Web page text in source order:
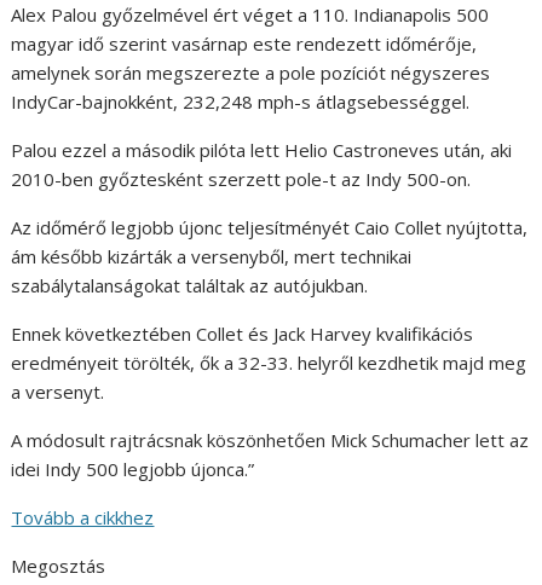
Alex Palou győzelmével ért véget a 110. Indianapolis 500
magyar idő szerint vasárnap este rendezett időmérője,
amelynek során megszerezte a pole pozíciót négyszeres
IndyCar-bajnokként, 232,248 mph-s átlagsebességgel.
Palou ezzel a második pilóta lett Helio Castroneves után, aki
2010-ben győztesként szerzett pole-t az Indy 500-on.
Az időmérő legjobb újonc teljesítményét Caio Collet nyújtotta,
ám később kizárták a versenyből, mert technikai
szabálytalanságokat találtak az autójukban.
Ennek következtében Collet és Jack Harvey kvalifikációs
eredményeit törölték, ők a 32-33. helyről kezdhetik majd meg
a versenyt.
A módosult rajtrácsnak köszönhetően Mick Schumacher lett az
idei Indy 500 legjobb újonca.”
Tovább a cikkhez
Megosztás